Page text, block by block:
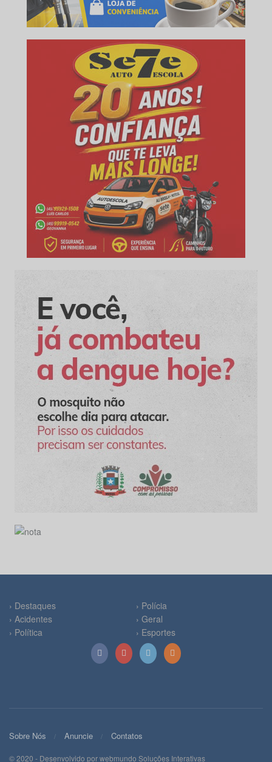
› Destaques
› Acidentes
› Política
› Polícia
› Geral
› Esportes
Sobre Nós Anuncie Contatos
© 2020 - Desenvolvido por webmundo Soluções Interativas